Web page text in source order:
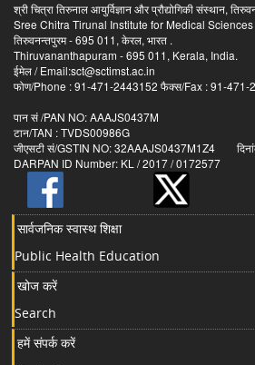
श्री चित्रा तिरुनाल आयुर्विज्ञान और प्रौद्योगिकी संस्थान,
Sree Chitra Tirunal Institute for Medical
तिरुवनन्तपुरम - 695 011, केरल, भारत .
Thiruvananthapuram - 695 011, Kerala, India.
ईमेल / Email:sct@sctimst.ac.in
फोण/Phone : 91-471-2443152 फैक्स/Fax : 91-471-
पान सं /PAN NO: AAAJS0437M
टान/TAN : TVDS00986G
जीएसटी सं/GSTIN NO: 32AAAJS0437M1Z4
DARPAN ID Number: KL / 2017 / 0172577
सार्वजनिक स्वास्थ शिक्षा
Public Health Education
खोज करें
Search
हमें संपर्क करें